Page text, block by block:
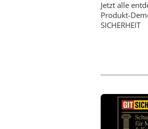
Jetzt alle
Produkt-
SICHERHEIT